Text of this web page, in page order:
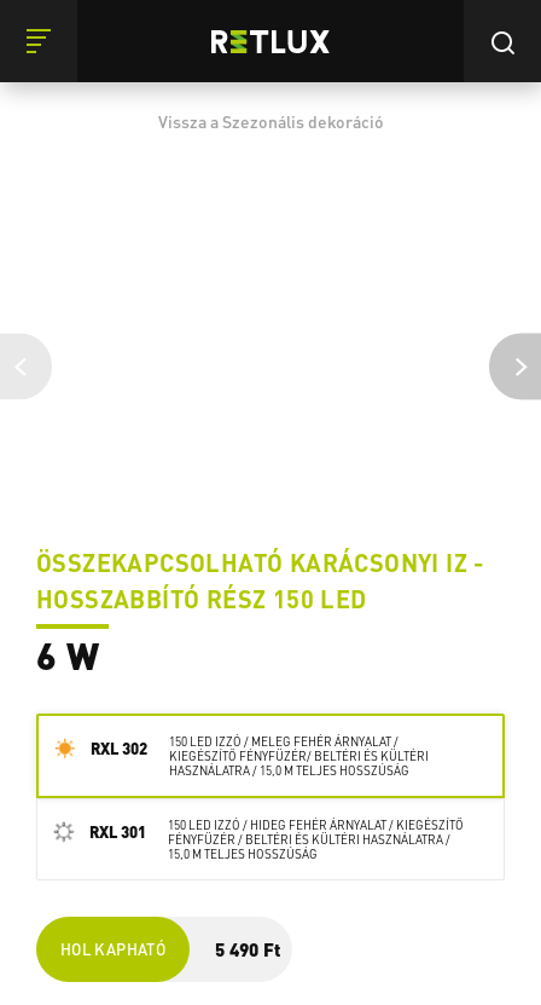
Vissza a Szezonális dekoráció
ÖSSZEKAPCSOLHATÓ KARÁCSONYI IZ -
HOSSZABBÍTÓ RÉSZ 150 LED
6 W
RXL 302
150 LED IZZÓ / MELEG FEHÉR ÁRNYALAT /
KIEGÉSZÍTŐ FÉNYFÜZÉR/ BELTÉRI ÉS KÜLTÉRI
HASZNÁLATRA / 15,0 M TELJES HOSSZÚSÁG
RXL 301
150 LED IZZÓ / HIDEG FEHÉR ÁRNYALAT / KIEGÉSZÍTŐ
FÉNYFÜZÉR / BELTÉRI ÉS KÜLTÉRI HASZNÁLATRA /
15,0 M TELJES HOSSZÚSÁG
HOL KAPHATÓ 5 490 Ft